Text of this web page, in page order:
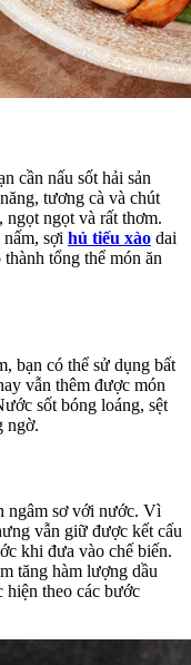
cần nấu sốt hải sản
tương cà và chút
ngọt và rất thơm.
sợi hủ tiếu xào dai
tổng thể món ăn
bạn có thể sử dụng bất
vẫn thêm được món
sốt bóng loáng, sệt
ngờ.
ngâm sơ với nước. Vì
vẫn giữ được kết cấu
khi đưa vào chế biến.
tăng hàm lượng dầu
theo các bước